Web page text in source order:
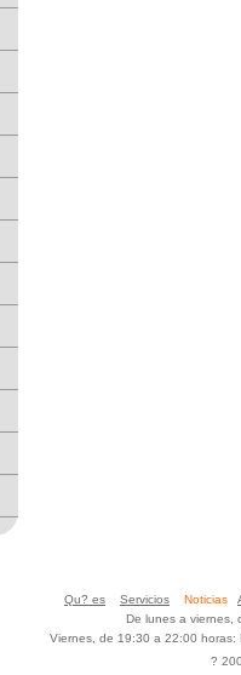
Qu? es Servicios Noticias
De lunes a viernes,
Viernes, de 19:30 a 22:00 horas:
?